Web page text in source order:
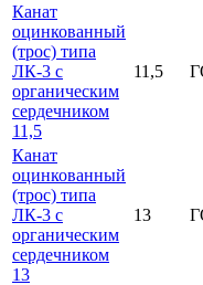
Канат
оцинкованный
(трос) типа
ЛК-3 с
органическим
сердечником
11,5
11,5
Канат
оцинкованный
(трос) типа
ЛК-3 с
органическим
сердечником
13
13